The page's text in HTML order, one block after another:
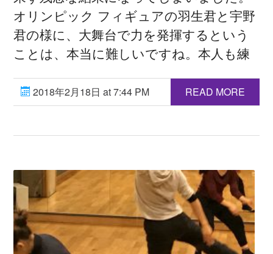
オリンピック フィギュアの羽生君と宇野
君の様に、大舞台で力を発揮するという
ことは、本当に難しいですね。本人も練
2018年2月18日 at 7:44 PM READ MORE